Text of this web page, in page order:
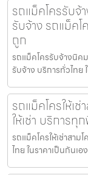
รถแม็คโครรับจ้
รับจ้าง รถแม็คโ
ถูก
รถแม็คโครรับจ้างนิค
รับจ้าง บริการทั่วไท
รถแม็คโครให้เ
ให้เช่า บริการทุ
รถแม็คโครให้เช่าสาม
ไทย ในราคาเป็นกัน